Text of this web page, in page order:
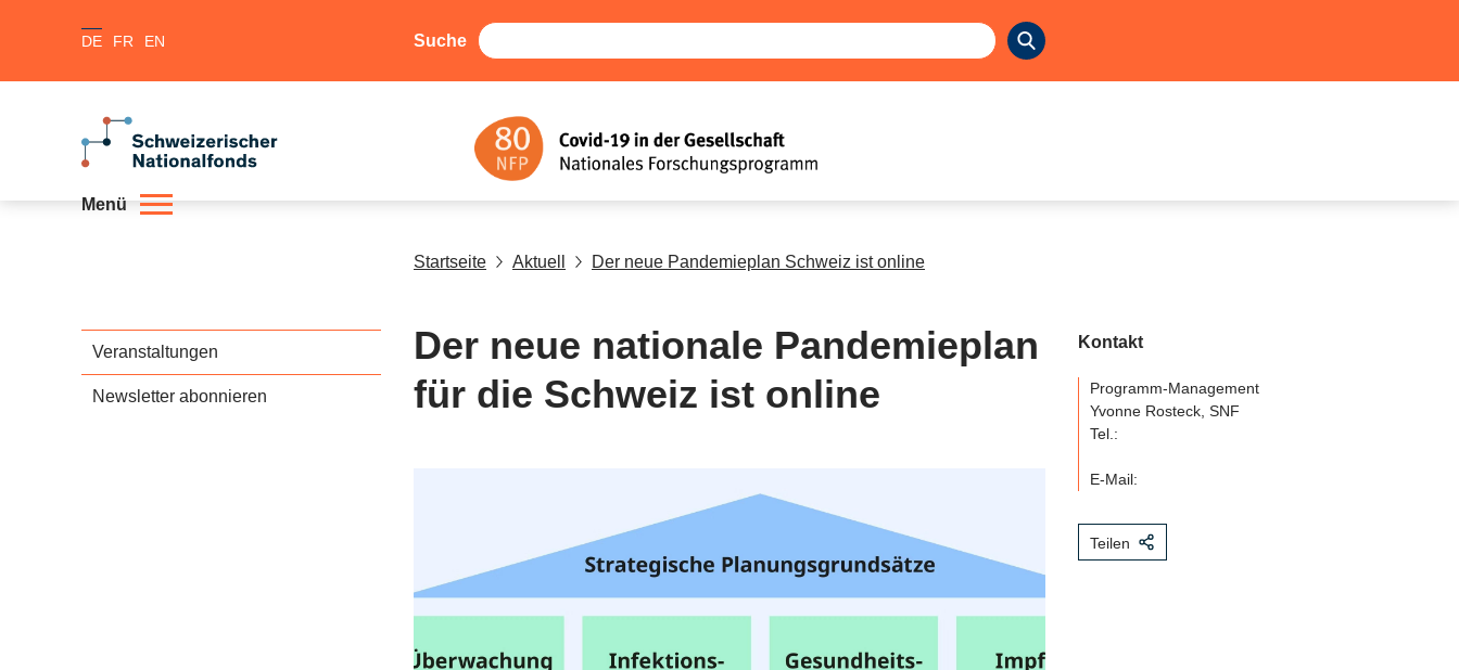
DE FR EN Suche
Menü
Startseite Aktuell Der neue Pandemieplan Schweiz ist online
Veranstaltungen
Newsletter abonnieren
Der neue nationale Pandemieplan
für die Schweiz ist online
Kontakt
Programm-Management
Yvonne Rosteck, SNF
Tel.:
E-Mail:
Teilen